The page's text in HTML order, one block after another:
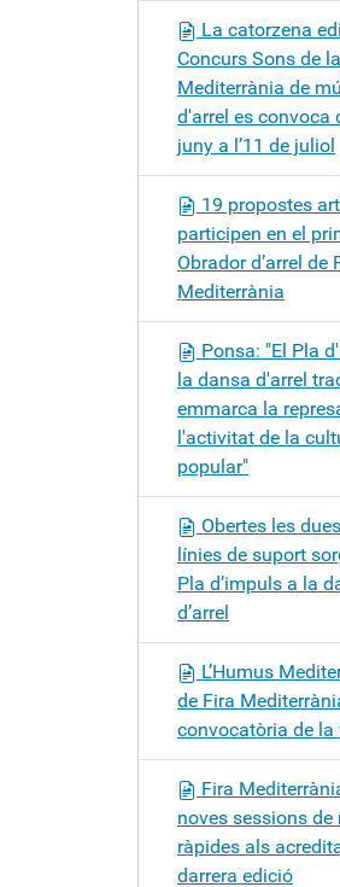
La catorzena
Concurs Sons de la
Mediterrània de
d'arrel es convoca
juny a l’11 de juliol
19 propostes
participen en el
Obrador d’arrel de
Mediterrània
Ponsa: "El Pla
la dansa d'arrel
emmarca la
l'activitat de la
popular"
Obertes les
línies de suport
Pla d’impuls a la
d’arrel
L’Humus
de Fira
convocatòria de la
Fira
noves sessions de
ràpides als
darrera edició